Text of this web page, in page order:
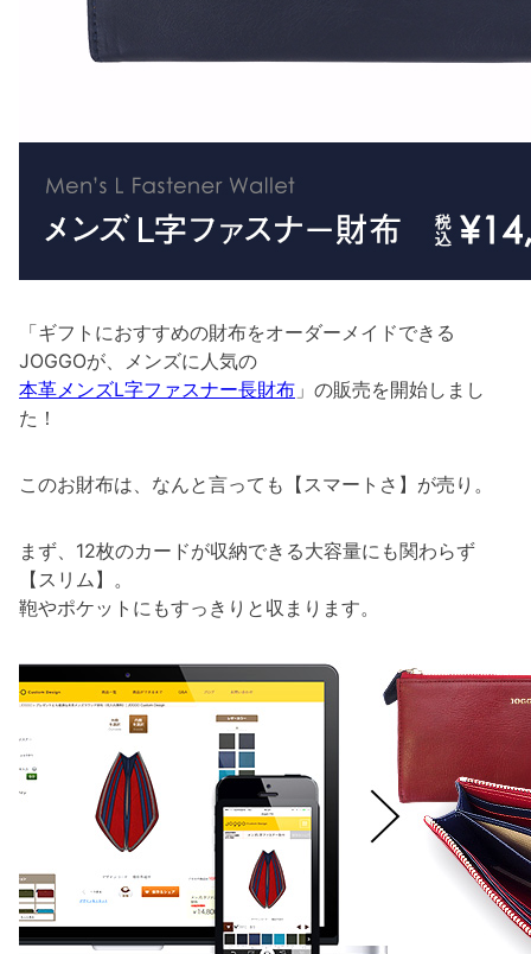
「ギフトにおすすめの財布をオーダーメイドできる
JOGGOが、メンズに人気の
本革メンズL字ファスナー長財布 」の販売を開始しまし
た！
このお財布は、なんと言っても【スマートさ】が売り。
まず、12枚のカードが収納できる大容量にも関わらず
【スリム】。
鞄やポケットにもすっきりと収まります。